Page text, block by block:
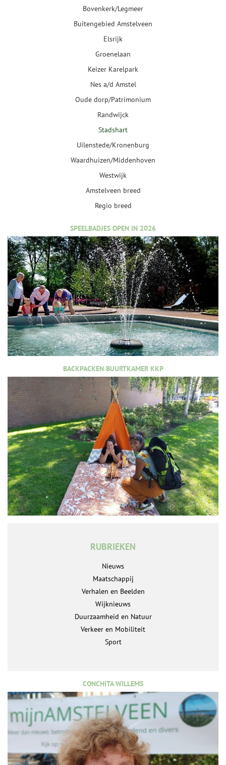
Bovenkerk/Legmeer
Buitengebied Amstelveen
Elsrijk
Groenelaan
Keizer Karelpark
Nes a/d Amstel
Oude dorp/Patrimonium
Randwijck
Stadshart
Uilenstede/Kronenburg
Waardhuizen/Middenhoven
Westwijk
Amstelveen breed
Regio breed
SPEELBADJES OPEN IN 2026
BACKPACKEN BUURTKAMER KKP
RUBRIEKEN
Nieuws
Maatschappij
Verhalen en Beelden
Wijknieuws
Duurzaamheid en Natuur
Verkeer en Mobiliteit
Sport
CONCHITA WILLEMS